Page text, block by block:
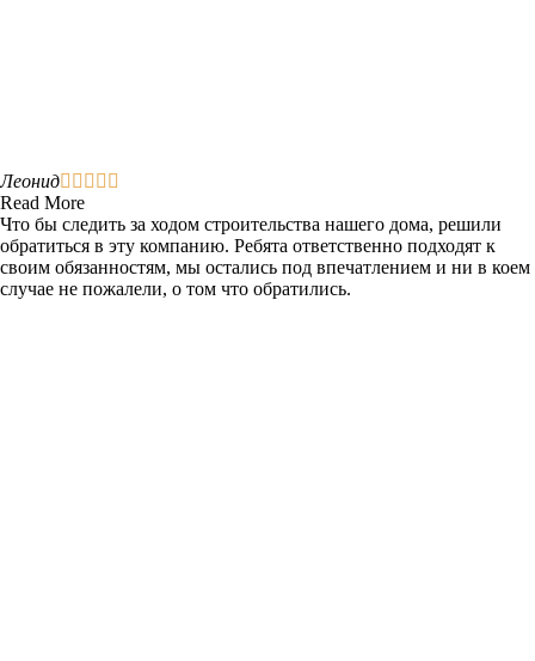
Леонид    
Read More
Что бы следить за ходом строительства нашего дома, решили
обратиться в эту компанию. Ребята ответственно подходят к
своим обязанностям, мы остались под впечатлением и ни в коем
случае не пожалели, о том что обратились.